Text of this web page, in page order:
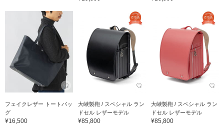
フェイクレザー トートバッ
グ
¥16,500
大峽製鞄 / スペシャル ラン
ドセル レザーモデル
¥85,800
大峽製鞄 / スペシャル ラン
ドセル レザーモデル
¥85,800